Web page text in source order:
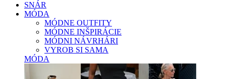
SNÁR
MÓDA
MÓDNE OUTFITY
MÓDNE INŠPIRÁCIE
MÓDNI NÁVRHÁRI
VYROB SI SAMA
MÓDA